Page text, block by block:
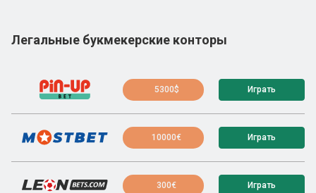
Легальные букмекерские конторы
5300$ Играть
10000€ Играть
300€ Играть